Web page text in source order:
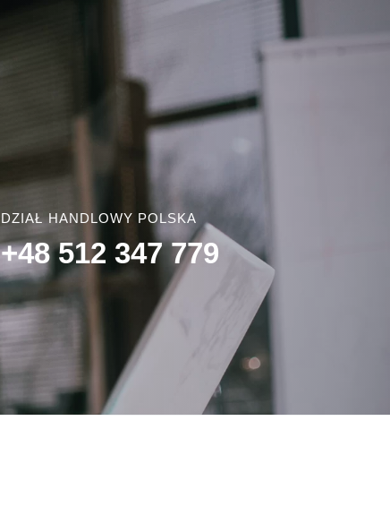
DZIAŁ HANDLOWY POLSKA
+48 512 347 779